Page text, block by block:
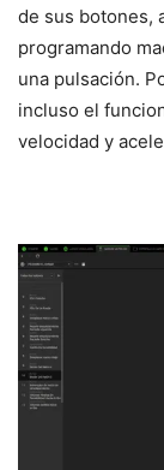
de sus botones,
programando
una pulsación.
incluso el
velocidad y